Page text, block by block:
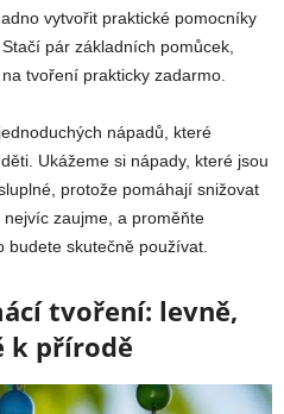
vytvořit praktické pomocníky
pár základních pomůcek,
tvoření prakticky zadarmo.
nápadů, které
Ukážeme si nápady, které jsou
protože pomáhají snižovat
zaujme, a proměňte
budete skutečně používat.
tvoření: levně,
k přírodě